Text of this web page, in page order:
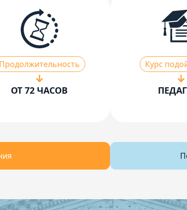
Продолжительность
ОТ 72 ЧАСОВ
Курс